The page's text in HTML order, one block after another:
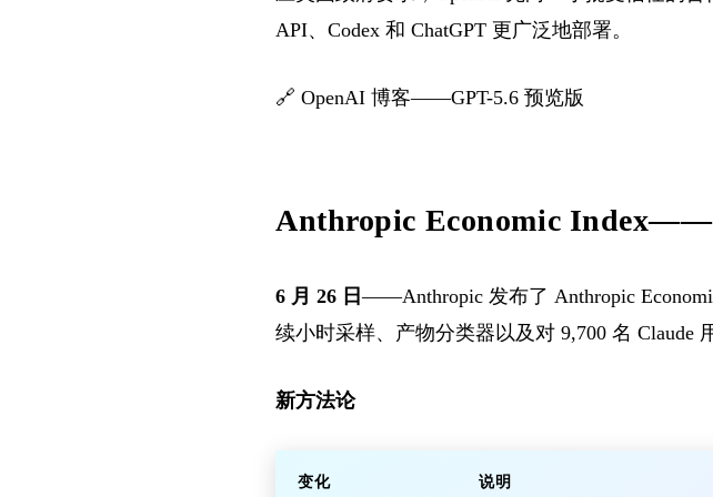
API、Codex 和 ChatGPT 更广泛地部署。
🔗 OpenAI 博客——GPT-5.6 预览版
Anthropic Economic Index——
6 月 26 日——Anthropic 发布了 Anthropic
续小时采样、产物分类器以及对 9,700 名 Claude
新方法论
变化 说明